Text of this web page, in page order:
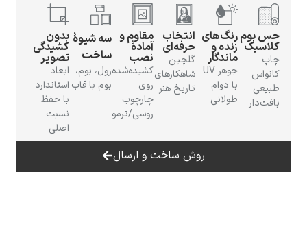
ادوارد هاپر
رنگ‌های
زنده و
ماندگار
جوهر UV
با دوام
طولانی
انتخاب
حرفه‌ای
گلچین
شاهکارهای
تاریخ هنر
مقاوم و
آمادهٔ
نصب
کشیده‌شده
روی
چارچوب
سه شیوهٔ
ساخت
رول، بوم،
بوم با قاب
بدون
کشیدگی
تصویر
ابعاد
استاندارد
با حفظ
نسبت
روش ساخت و ارسال